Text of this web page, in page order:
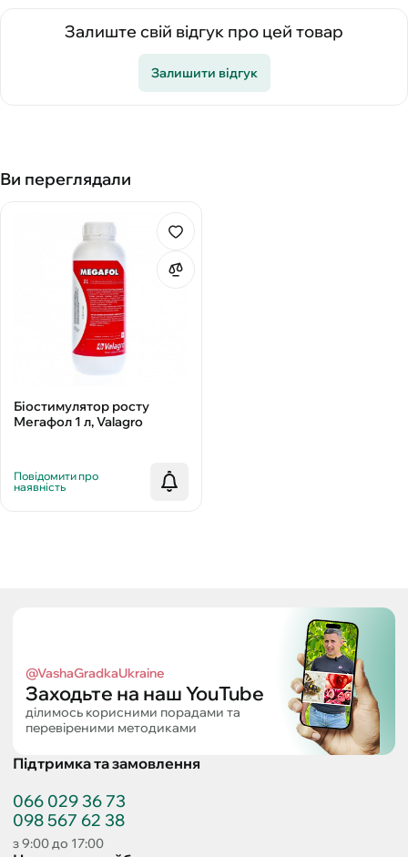
Залиште свій відгук про цей товар
Залишити відгук
Ви переглядали
Біостимулятор росту
Мегафол 1 л, Valagro
Повідомити про
наявність
@VashaGradkaUkraine
Заходьте на наш YouTube
ділимось корисними порадами та
перевіреними методиками
Підтримка та замовлення
066 029 36 73
098 567 62 38
з 9:00 до 17:00